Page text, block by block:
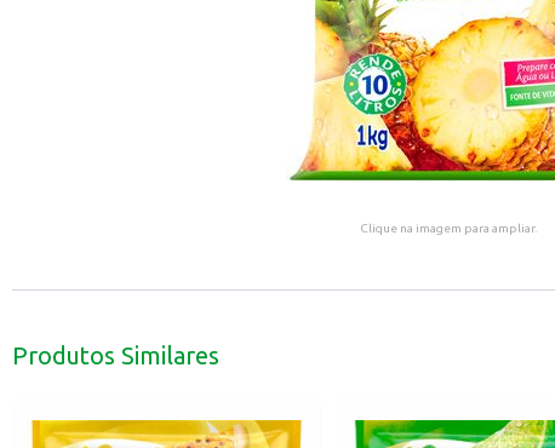
Clique na imagem para ampliar.
Produtos Similares